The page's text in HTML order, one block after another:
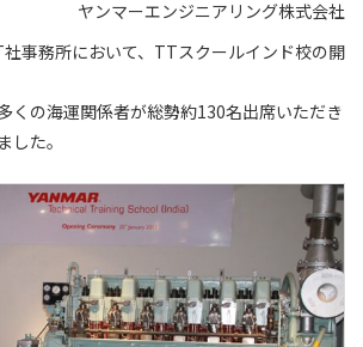
ヤンマーエンジニアリング株式会社
事務所において、TTスクールインド校の開
くの海運関係者が総勢約130名出席いただき
した。